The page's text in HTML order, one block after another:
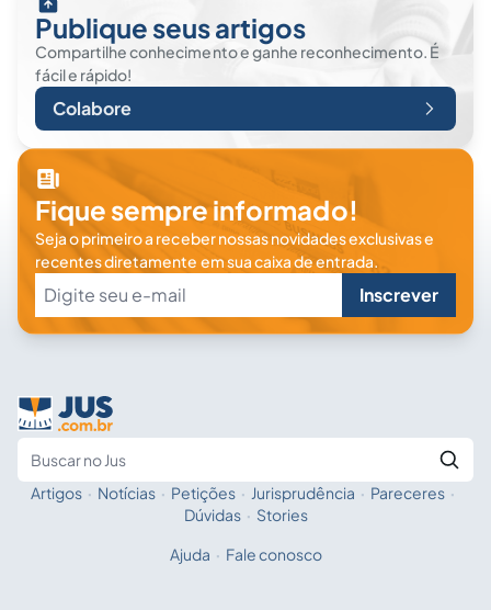
Publique seus artigos
Compartilhe conhecimento e ganhe reconhecimento. É
fácil e rápido!
Colabore
Fique sempre informado!
Seja o primeiro a receber nossas novidades exclusivas e
recentes diretamente em sua caixa de entrada.
Inscrever
Fale com a IA
Artigos · Notícias · Petições · Jurisprudência · Pareceres ·
Dúvidas · Stories
Ajuda · Fale conosco